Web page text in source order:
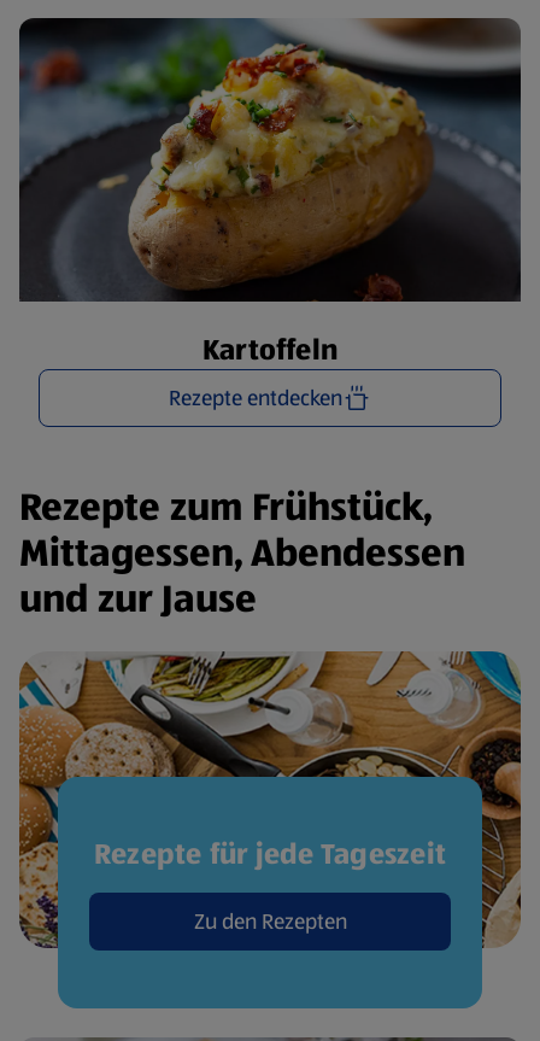
Kartoffeln
Rezepte entdecken
Rezepte zum Frühstück,
Mittagessen, Abendessen
und zur Jause
Rezepte für jede Tageszeit
Zu den Rezepten